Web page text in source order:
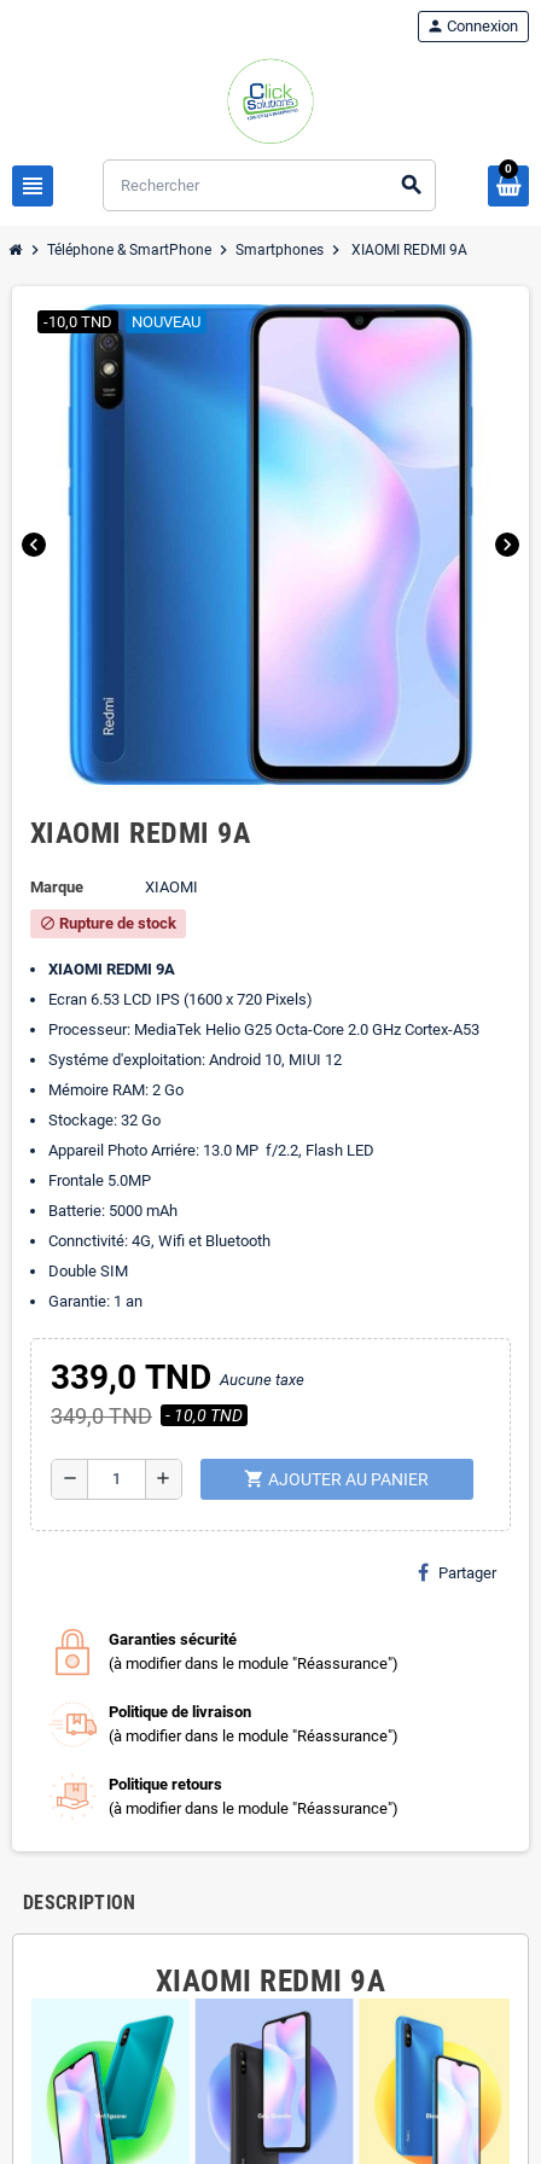
view_headline search
person Connexion
0
chevron_right Téléphone & SmartPhone chevron_right Smartphones chevron_right XIAOMI REDMI 9A
chevron_left chevron_right
-10,0 TND NOUVEAU
XIAOMI REDMI 9A
Marque XIAOMI
block Rupture de stock
XIAOMI REDMI 9A
Ecran 6.53 LCD IPS (1600 x 720 Pixels)
Processeur: MediaTek Helio G25 Octa-Core 2.0 GHz Cortex-A53
Systéme d'exploitation: Android 10, MIUI 12
Mémoire RAM: 2 Go
Stockage: 32 Go
Appareil Photo Arriére: 13.0 MP f/2.2, Flash LED
Frontale 5.0MP
Batterie: 5000 mAh
Connctivité: 4G, Wifi et Bluetooth
Double SIM
Garantie: 1 an
339,0 TNDAucune taxe
349,0 TND - 10,0 TND
remove add shopping_cart AJOUTER AU PANIER
Partager
Garanties sécurité
(à modifier dans le module "Réassurance")
Politique de livraison
(à modifier dans le module "Réassurance")
Politique retours
(à modifier dans le module "Réassurance")
DESCRIPTION
XIAOMI REDMI 9A